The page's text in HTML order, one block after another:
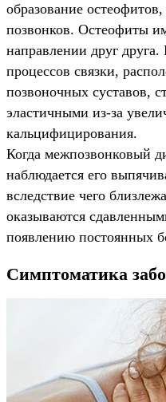
образование
позвонков. Остеофиты
направлении друг
процессов связки,
позвоночных суставов,
эластичными из-за
кальцифицирования.
Когда межпозвонковый
наблюдается его
вследствие чего
оказываются
появлению постоянных
Симптоматика